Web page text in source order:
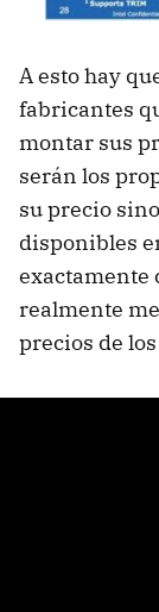
A esto hay
fabricantes
montar sus
serán los
su precio
disponibles
exactamente
realmente
precios de los